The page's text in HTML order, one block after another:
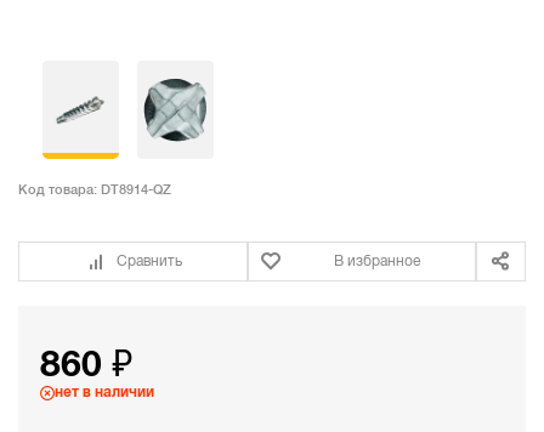
Код товара: DT8914-QZ
Сравнить В избранное
860 ₽
нет в наличии